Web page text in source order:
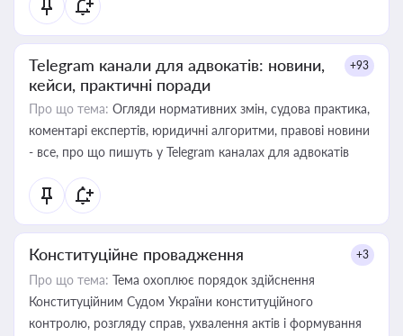
Telegram канали для адвокатів: новини,
кейси, практичні поради
+93
Про що тема: Огляди нормативних змін, судова практика,
коментарі експертів, юридичні алгоритми, правові новини
- все, про що пишуть у Telegram каналах для адвокатів
Конституційне провадження +3
Про що тема: Тема охоплює порядок здійснення
Конституційним Судом України конституційного
контролю, розгляду справ, ухвалення актів і формування